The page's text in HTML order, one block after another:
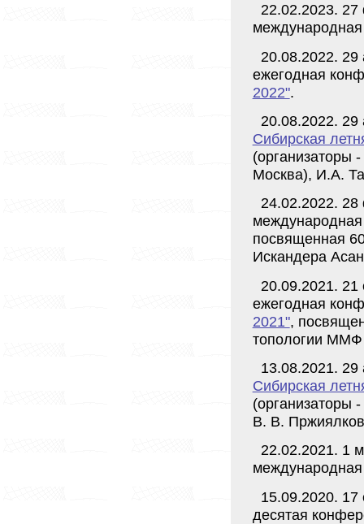
22.02.2023.
20.08.2022. 29
ежегодная
2022".
20.08.2022. 29
Сибирская
Москва), И.А.
24.02.2022.
посвященная
Искандера
20.09.2021. 21
ежегодная
2021",
топологии
13.08.2021. 29
Сибирская
В. В.
22.02.2021. 1
15.09.2020. 17
десятая